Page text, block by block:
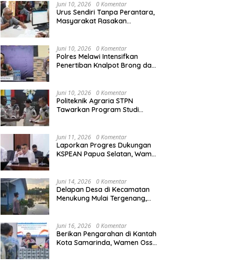
Melawi Naik ke Peringkat 10
Sementara MTQ XXXIV Kalbar
Terbuka
Kapolres Melawi AKBP
Bhabinkamtibmas
Agraria/Pertanahan dan Tata
Ruang
Juni 10, 2026 0 Komentar
Urus Sendiri Tanpa Perantara,
Masyarakat Rasakan
Juni 10, 2026 0 Komentar
Polres Melawi Intensifkan
Penertiban Knalpot Brong dan
Juni 10, 2026 0 Komentar
Politeknik Agraria STPN
Tawarkan Program Studi
Juni 11, 2026 0 Komentar
Laporkan Progres Dukungan
KSPEAN Papua Selatan, Wamen
Nasional
Juni 14, 2026 0 Komentar
Delapan Desa di Kecamatan
Menukung Mulai Tergenang,
Juni 16, 2026 0 Komentar
Berikan Pengarahan di Kantah
Kota Samarinda, Wamen Ossy: